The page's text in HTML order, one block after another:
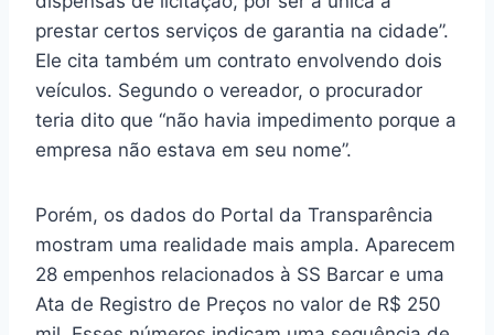
prestar certos serviços de garantia na cidade”.
Ele cita também um contrato envolvendo dois
veículos. Segundo o vereador, o procurador
teria dito que “não havia impedimento porque a
empresa não estava em seu nome”.
Porém, os dados do Portal da Transparência
mostram uma realidade mais ampla. Aparecem
28 empenhos relacionados à SS Barcar e uma
Ata de Registro de Preços no valor de R$ 250